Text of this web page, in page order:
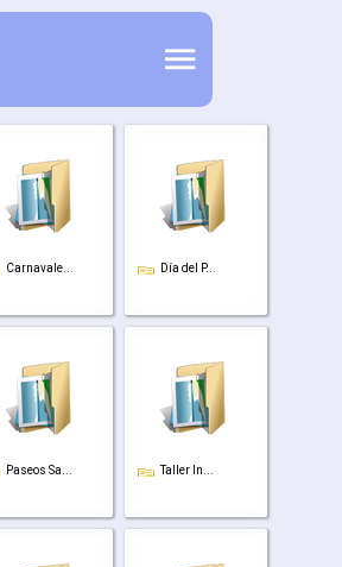
Carnavale... Día del P...
Paseos Sa... Taller In...